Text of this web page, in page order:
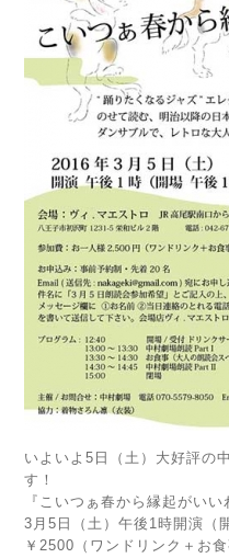
いよいよ5日（土）大好評の
す！
『こいつぁ春から縁起がい
3月5日（土）午後1時開演（
￥2500（ワンドリンク＋お食